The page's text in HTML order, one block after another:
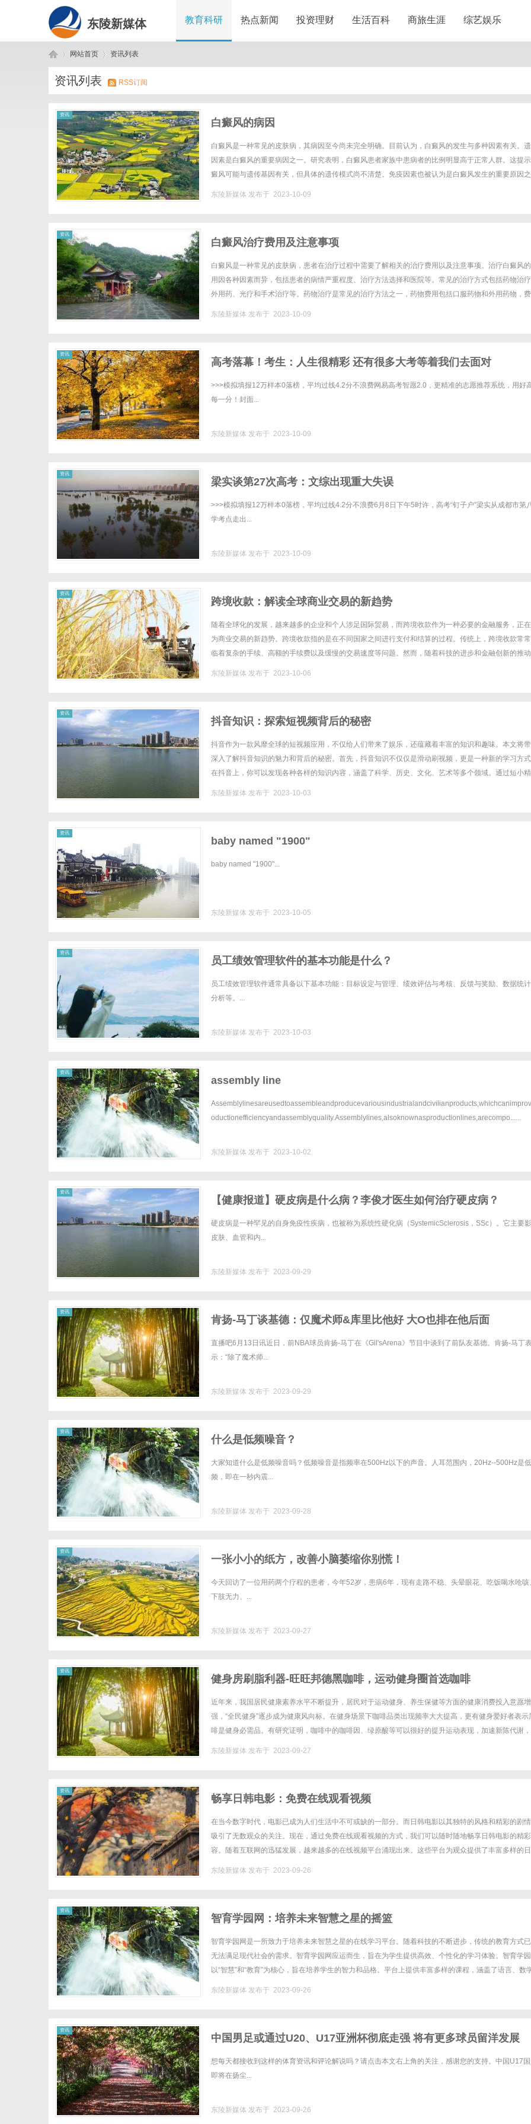
东陵新媒体 教育科研 热点新闻 投资理财 生活百科 商旅生涯 综艺娱乐
东 ›
网站首页
›
资讯列表
资讯列表 RSS订阅
资讯
白癜风的病因
白癜风是一种常见的皮肤病，其病因至今尚未完全明确。目前认为，白癜风的发生与多种因素有关。
因素是白癜风的重要病因之一。研究表明，白癜风患者家族中患病者的比例明显高于正常人群。这提
癜风可能与遗传基因有关，但具体的遗传模式尚不清楚。免疫因素也被认为是白癜风发生的重要原因之
东陵新媒体 发布于 2023-10-09
资讯
白癜风治疗费用及注意事项
白癜风是一种常见的皮肤病，患者在治疗过程中需要了解相关的治疗费用以及注意事项。治疗白癜风
用因各种因素而异，包括患者的病情严重程度、治疗方法选择和医院等。常见的治疗方式包括药物治疗
外用药、光疗和手术治疗等。药物治疗是常见的治疗方法之一，药物费用包括口服药物和外用药物，
东陵新媒体 发布于 2023-10-09
资讯
高考落幕！考生：人生很精彩 还有很多大考等着我们去面对
>>>模拟填报12万样本0落榜，平均过线4.2分不浪费网易高考智愿2.0，更精准的志愿推荐系统，用好
每一分！封面...
东陵新媒体 发布于 2023-10-09
资讯
梁实谈第27次高考：文综出现重大失误
>>>模拟填报12万样本0落榜，平均过线4.2分不浪费6月8日下午5时许，高考“钉子户”梁实从成都市第
学考点走出...
东陵新媒体 发布于 2023-10-09
资讯
跨境收款：解读全球商业交易的新趋势
随着全球化的发展，越来越多的企业和个人涉足国际贸易，而跨境收款作为一种必要的金融服务，正
为商业交易的新趋势。跨境收款指的是在不同国家之间进行支付和结算的过程。传统上，跨境收款常
临着复杂的手续、高额的手续费以及缓慢的交易速度等问题。然而，随着科技的进步和金融创新的推动
东陵新媒体 发布于 2023-10-06
资讯
抖音知识：探索短视频背后的秘密
抖音作为一款风靡全球的短视频应用，不仅给人们带来了娱乐，还蕴藏着丰富的知识和趣味。本文将
深入了解抖音知识的魅力和背后的秘密。首先，抖音知识不仅仅是滑动刷视频，更是一种新的学习方式
在抖音上，你可以发现各种各样的知识内容，涵盖了科学、历史、文化、艺术等多个领域。通过短小
东陵新媒体 发布于 2023-10-03
资讯
baby named "1900"
baby named "1900"...
东陵新媒体 发布于 2023-10-05
资讯
员工绩效管理软件的基本功能是什么？
员工绩效管理软件通常具备以下基本功能：目标设定与管理、绩效评估与考核、反馈与奖励、数据统
分析等。...
东陵新媒体 发布于 2023-10-03
资讯
assembly line
oductionefficiencyandassemblyquality.Assemblylines,alsoknownasproductionlines,arecompo......
东陵新媒体 发布于 2023-10-02
资讯
【健康报道】硬皮病是什么病？李俊才医生如何治疗硬皮病？
硬皮病是一种罕见的自身免疫性疾病，也被称为系统性硬化病（SystemicSclerosis，SSc）。它主要
皮肤、血管和内...
东陵新媒体 发布于 2023-09-29
资讯
肯扬-马丁谈基德：仅魔术师&库里比他好 大O也排在他后面
直播吧6月13日讯近日，前NBA球员肯扬-马丁在《Gil'sArena》节目中谈到了前队友基德。肯扬-马丁
示：“除了魔术师...
东陵新媒体 发布于 2023-09-29
资讯
什么是低频噪音？
大家知道什么是低频噪音吗？低频噪音是指频率在500Hz以下的声音。人耳范围内，20Hz--500Hz是低
频，即在一秒内震...
东陵新媒体 发布于 2023-09-28
资讯
一张小小的纸方，改善小脑萎缩你别慌！
今天回访了一位用药两个疗程的患者，今年52岁，患病6年，现有走路不稳、头晕眼花、吃饭喝水呛咳
下肢无力、...
东陵新媒体 发布于 2023-09-27
资讯
健身房刷脂利器-旺旺邦德黑咖啡，运动健身圈首选咖啡
近年来，我国居民健康素养水平不断提升，居民对于运动健身、养生保健等方面的健康消费投入意愿增
强，“全民健身”逐步成为健康风向标。在健身场景下咖啡品类出现频率大大提高，更有健身爱好者表示
啡是健身必需品。有研究证明，咖啡中的咖啡因、绿原酸等可以很好的提升运动表现，加速新陈代谢
东陵新媒体 发布于 2023-09-27
资讯
畅享日韩电影：免费在线观看视频
在当今数字时代，电影已成为人们生活中不可或缺的一部分。而日韩电影以其独特的风格和精彩的剧情
吸引了无数观众的关注。现在，通过免费在线观看视频的方式，我们可以随时随地畅享日韩电影的精
容。随着互联网的迅猛发展，越来越多的在线视频平台涌现出来。这些平台为观众提供了丰富多样的
东陵新媒体 发布于 2023-09-26
资讯
智育学园网：培养未来智慧之星的摇篮
智育学园网是一所致力于培养未来智慧之星的在线学习平台。随着科技的不断进步，传统的教育方式
无法满足现代社会的需求。智育学园网应运而生，旨在为学生提供高效、个性化的学习体验。智育学
以“智慧”和“教育”为核心，旨在培养学生的智力和品格。平台上提供丰富多样的课程，涵盖了语言、数学
东陵新媒体 发布于 2023-09-26
资讯
中国男足或通过U20、U17亚洲杯彻底走强 将有更多球员留洋发展
想每天都接收到这样的体育资讯和评论解说吗？请点击本文右上角的关注，感谢您的支持。中国U17国
即将在扬尘...
东陵新媒体 发布于 2023-09-26